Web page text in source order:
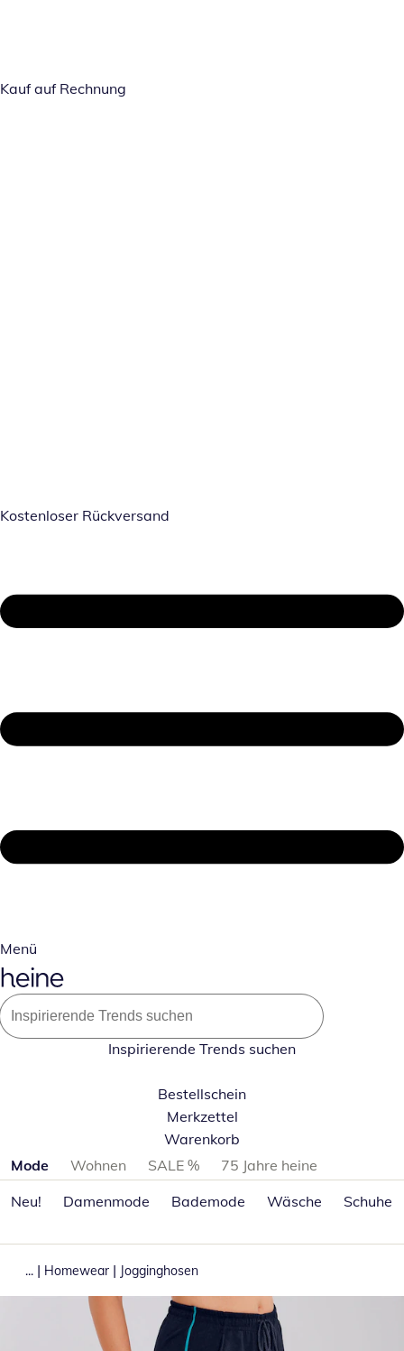
Kauf auf Rechnung
Kostenloser Rückversand
Menü
Inspirierende Trends suchen
Bestellschein
Merkzettel
Warenkorb
Produktkategorien überspringen
Mode Wohnen SALE %
75 Jahre heine
Neu!
Damenmode Bademode Wäsche Schuhe
... | Homewear | Jogginghosen